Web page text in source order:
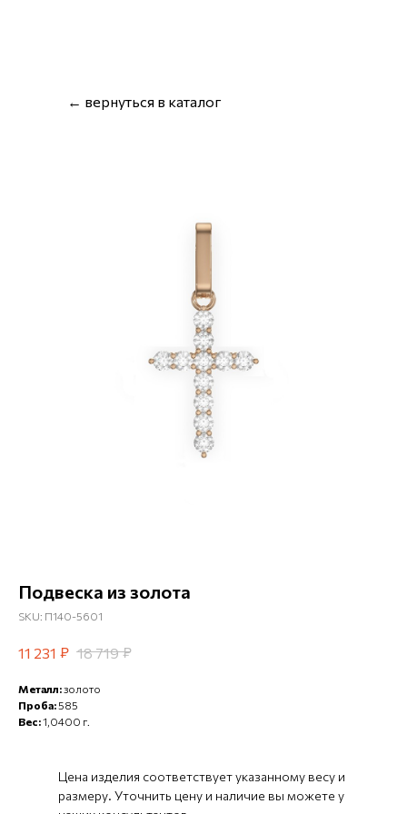
← вернуться в каталог
Подвеска из золота
SKU: П140-5601
11 231 ₽ 18 719 ₽
Металл:золото
Проба:585
Вес:1,0400 г.
Цена изделия соответствует указанному весу и
размеру. Уточнить цену и наличие вы можете у